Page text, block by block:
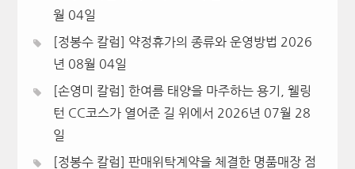
월 04일
[정봉수 칼럼] 약정휴가의 종류와 운영방법 2026
년 08월 04일
[손영미 칼럼] 한여름 태양을 마주하는 용기, 웰링
턴 CC코스가 열어준 길 위에서 2026년 07월 28
일
[정봉수 칼럼] 판매위탁계약을 체결한 명품매장 점